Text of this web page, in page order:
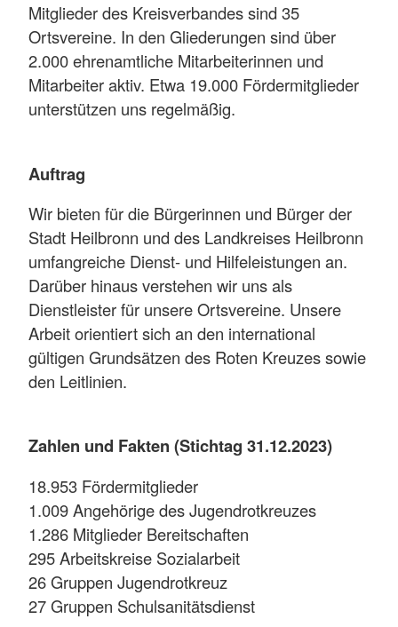
Mitglieder des Kreisverbandes sind 35
Ortsvereine. In den Gliederungen sind über
2.000 ehrenamtliche Mitarbeiterinnen und
Mitarbeiter aktiv. Etwa 19.000 Fördermitglieder
unterstützen uns regelmäßig.
Auftrag
Wir bieten für die Bürgerinnen und Bürger der
Stadt Heilbronn und des Landkreises Heilbronn
umfangreiche Dienst- und Hilfeleistungen an.
Darüber hinaus verstehen wir uns als
Dienstleister für unsere Ortsvereine. Unsere
Arbeit orientiert sich an den international
gültigen Grundsätzen des Roten Kreuzes sowie
den Leitlinien.
Zahlen und Fakten (Stichtag 31.12.2023)
18.953 Fördermitglieder
1.009 Angehörige des Jugendrotkreuzes
1.286 Mitglieder Bereitschaften
295 Arbeitskreise Sozialarbeit
26 Gruppen Jugendrotkreuz
27 Gruppen Schulsanitätsdienst